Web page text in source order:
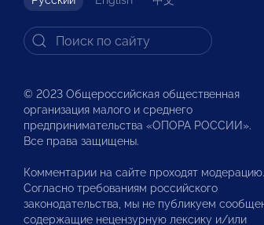
© 2023 Общероссийская общественная
организация малого и среднего
предпринимательства «ОПОРА РОССИИ».
Все права защищены.
Комментарии на сайте проходят модерацию.
Согласно требованиям российского
законодательства, мы не публикуем
содержащие нецензурную лексику и/или